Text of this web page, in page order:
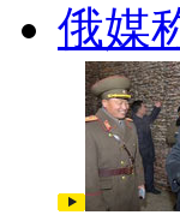
俄媒